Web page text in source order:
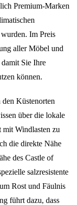
Premium-Marken
Im Preis
aller Möbel und
Sie Ihre
können.
Küstenorten
über die lokale
mit Windlasten zu
die direkte Nähe
des Castle of
salzresistente
Rost und Fäulnis
führt dazu, dass